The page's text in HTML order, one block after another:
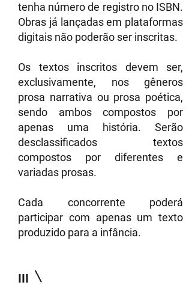
tenha número de registro no ISBN.
Obras já lançadas em plataformas
digitais não poderão ser inscritas.
Os textos inscritos devem ser,
exclusivamente, nos gêneros
prosa narrativa ou prosa poética,
sendo ambos compostos por
apenas uma história. Serão
desclassificados textos
compostos por diferentes e
variadas prosas.
Cada concorrente poderá
participar com apenas um texto
produzido para a infância.
III